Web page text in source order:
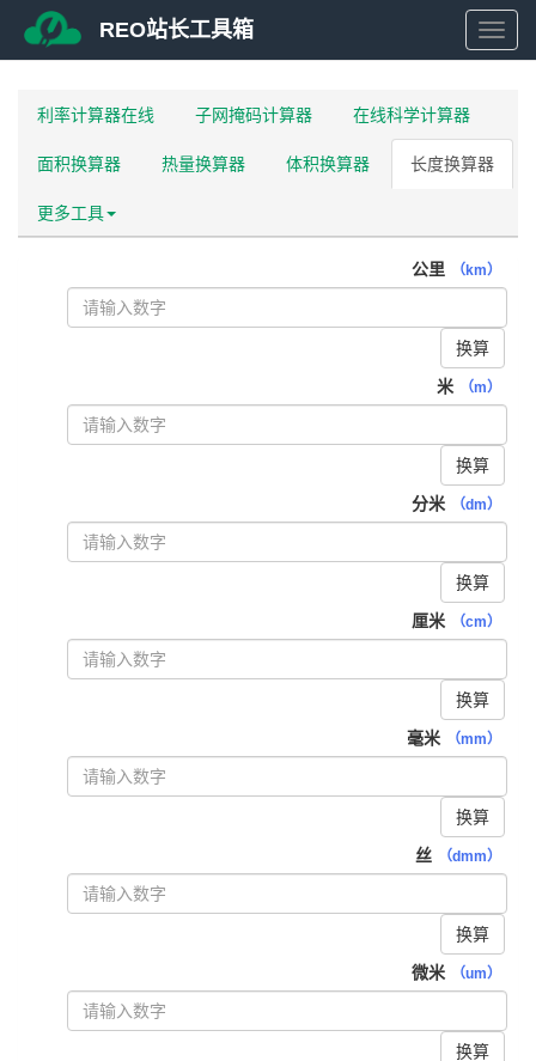
REO
长
具
REO站长工具箱
利率计算器在线 子网掩码计算器 在线科学计算器
面积换算器 热量换算器 体积换算器 长度换算器
更多工具
公里 （km）
换算
米
（m）
换算
分米
（dm）
换算
厘米
（cm）
换算
毫米
（mm）
换算
丝
（dmm）
换算
微米
（um）
换算